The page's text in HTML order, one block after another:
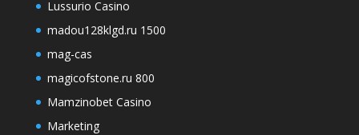
Lussurio Casino
madou128klgd.ru 1500
mag-cas
magicofstone.ru 800
Mamzinobet Casino
Marketing